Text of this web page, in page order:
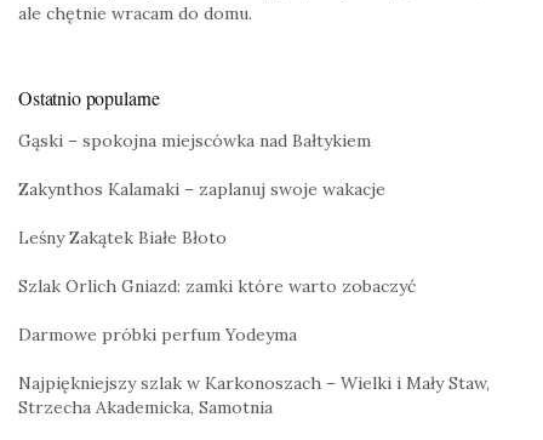
ale chętnie wracam do domu.
Ostatnio popularne
Gąski – spokojna miejscówka nad Bałtykiem
Zakynthos Kalamaki – zaplanuj swoje wakacje
Leśny Zakątek Białe Błoto
Szlak Orlich Gniazd: zamki które warto zobaczyć
Darmowe próbki perfum Yodeyma
Najpiękniejszy szlak w Karkonoszach – Wielki i Mały Staw,
Strzecha Akademicka, Samotnia